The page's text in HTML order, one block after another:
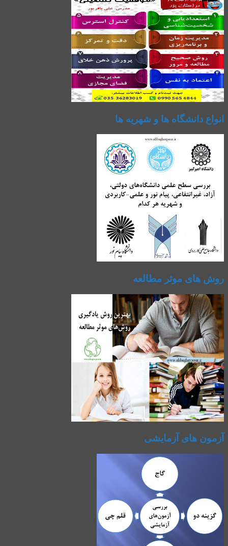
انواع دانشگاه ها و شهریه ها
روش های موثر مطالعه
آزمون های آزمایشی